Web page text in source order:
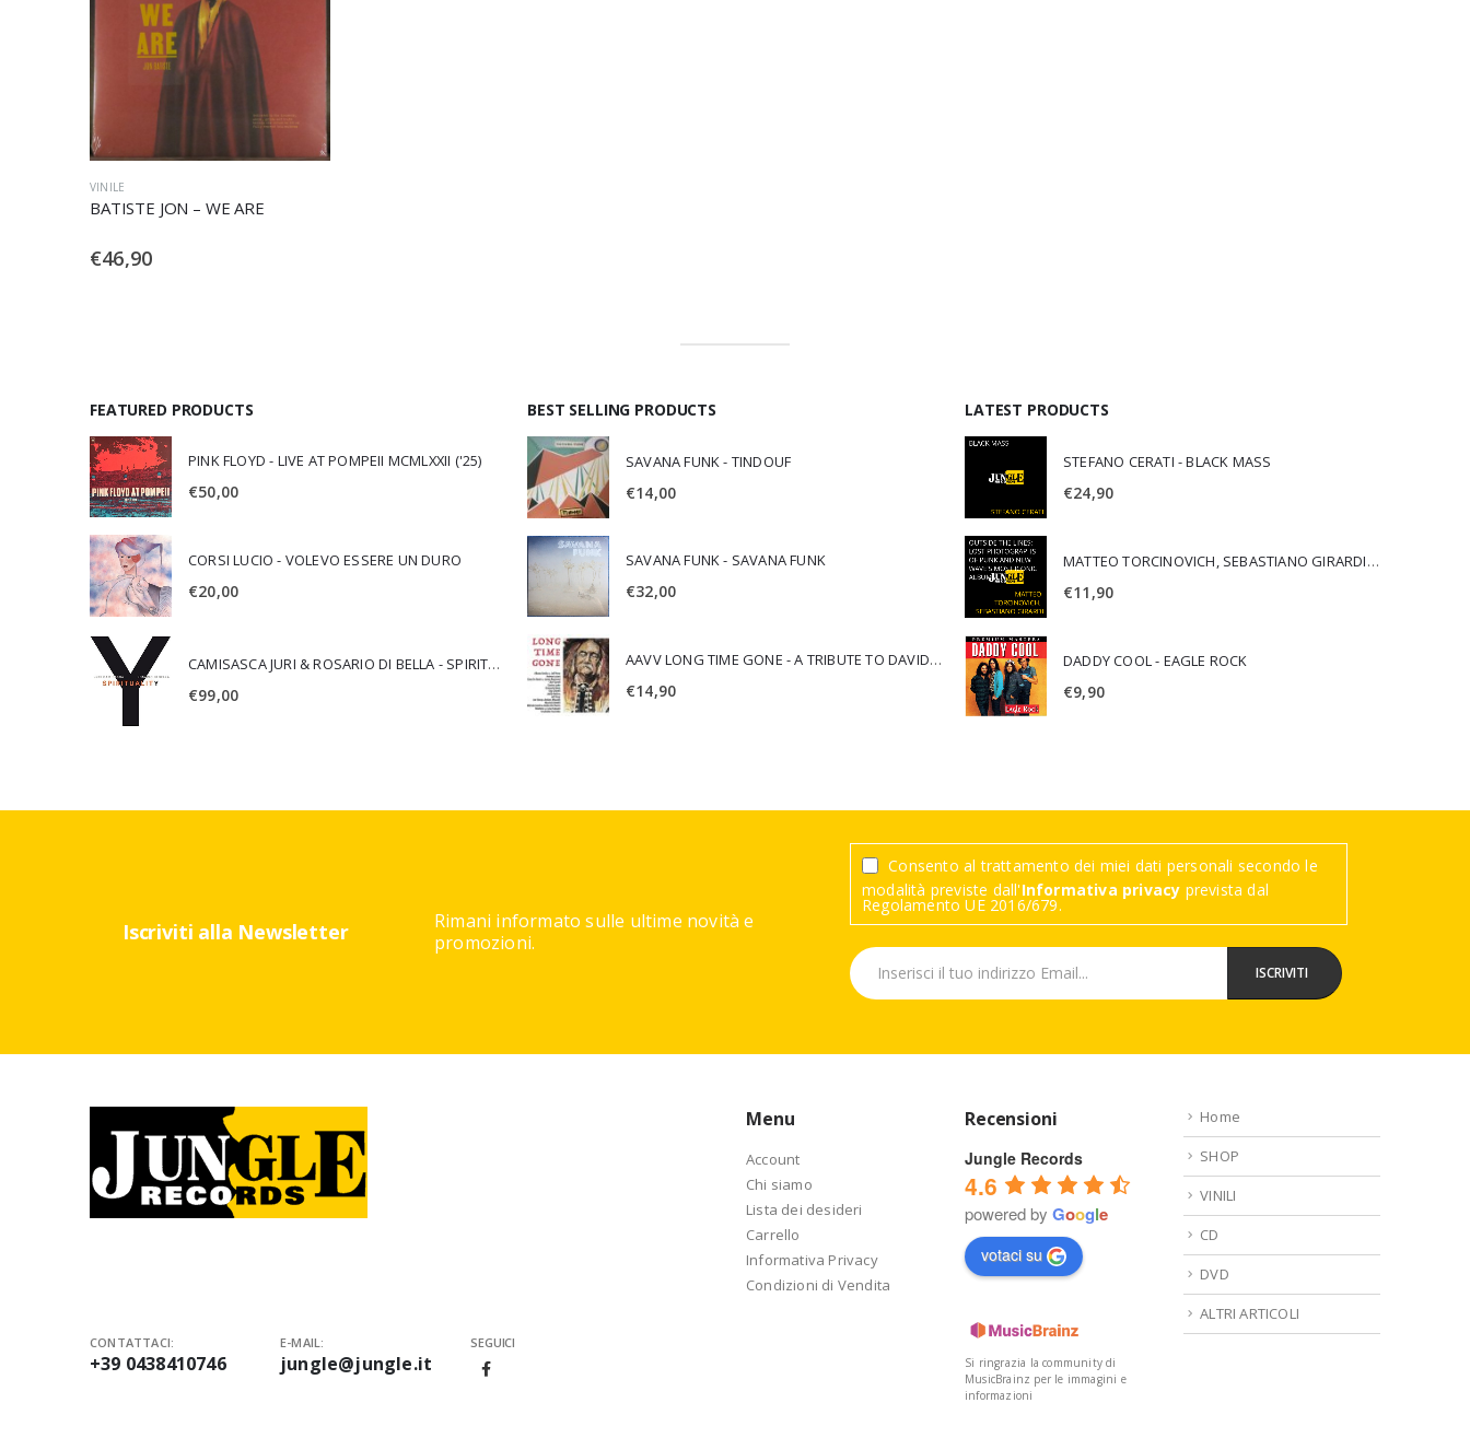
VINILE
BATISTE JON – WE ARE
€46,90
FEATURED PRODUCTS
PINK FLOYD - LIVE AT POMPEII MCMLXXII ('25)
€50,00
CORSI LUCIO - VOLEVO ESSERE UN DURO
€20,00
CAMISASCA JURI & ROSARIO DI BELLA - SPIRITUALITY
€99,00
BEST SELLING PRODUCTS
SAVANA FUNK - TINDOUF
€14,00
SAVANA FUNK - SAVANA FUNK
€32,00
AAVV LONG TIME GONE - A TRIBUTE TO DAVID CROSBY
€14,90
LATEST PRODUCTS
STEFANO CERATI - BLACK MASS
€24,90
MATTEO TORCINOVICH, SEBASTIANO GIRARDI - OUTSIDE THE LINES: LOST PHOTOGRAPHS OF PUNK AND NEW WAVE'S MOST ICONIC ALBUMS
€11,90
DADDY COOL - EAGLE ROCK
€9,90
Iscriviti alla Newsletter
Rimani informato sulle ultime novità e
promozioni.
Consento al trattamento dei miei dati personali secondo le
modalità previste dall'Informativa privacy prevista dal
Regolamento UE 2016/679.
CONTATTACI:
+39 0438410746
E-MAIL:
jungle@jungle.it
SEGUICI
Menu
Account
Chi siamo
Lista dei desideri
Carrello
Informativa Privacy
Condizioni di Vendita
Recensioni
Jungle Records
4.6
powered by Google
votaci su
Si ringrazia la community di
MusicBrainz per le immagini e
informazioni
Home
SHOP
VINILI
CD
DVD
ALTRI ARTICOLI